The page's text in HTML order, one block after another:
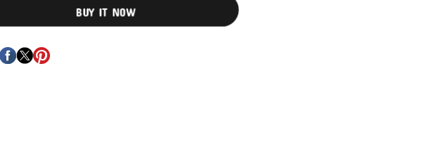
BUY IT NOW